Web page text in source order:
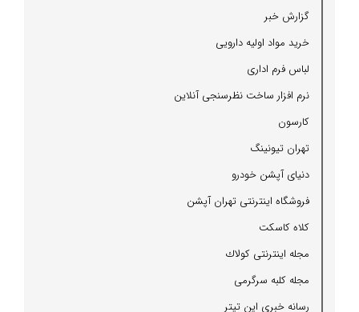
گزارش خبر
خرید مواد اولیه دارویی
لباس فرم اداری
نرم افزار ساخت نظرسنجی آنلاین
كارسون
تهران تیونینگ
دنیای آپشن خودرو
فروشگاه اینترنتی تهران آپشن
كلاه كاسكت
مجله اینترنتی كولاك
مجله كلبه سرگرمی
رسانه خبری این تیتر